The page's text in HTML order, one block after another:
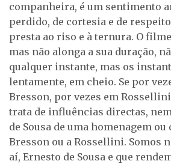
companheira, é um sentimento
perdido, de cortesia e de
presta ao riso e à ternura. O
mas não alonga a sua duração,
qualquer instante, mas os
lentamente, em cheio. Se por
Bresson, por vezes em
trata de influências directas,
de Sousa de uma homenagem ou
Bresson ou a Rossellini. Somos
aí, Ernesto de Sousa e que